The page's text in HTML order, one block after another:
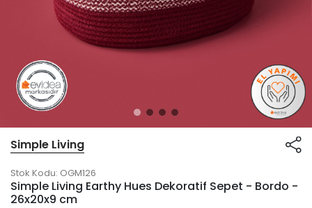
Simple Living
Stok Kodu: OGM126
Simple Living Earthy Hues Dekoratif Sepet - Bordo -
26x20x9 cm